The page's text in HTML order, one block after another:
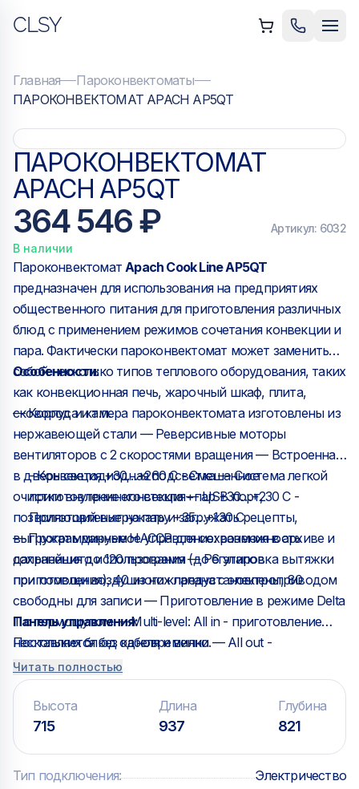
CLSY Позвонить
меню
Главная
Пароконвектоматы
ПАРОКОНВЕКТОМАТ APACH AP5QT
ПАРОКОНВЕКТОМАТ
APACH AP5QT
364 546 ₽ Артикул: 6032
В наличии
ПароконвектоматApach Cook Line AP5QT
предназначен для использования на предприятиях
общественного питания для приготовления различных
блюд с применением режимов сочетания конвекции и
пара. Фактически пароконвектомат может заменить
собой несколько типов теплового оборудования, таких
как конвекционная печь, жарочный шкаф, плита,
сковорода и т.п.
Особенности:
— Корпус и камера пароконвектомата изготовлены из
нержавеющей стали — Реверсивные моторы
вентиляторов с 2 скоростями вращения — Встроенная
в дверь светодиодная подсветка — Система легкой
очистки внутреннего стекла — USB порт,
позволяющий выгружать и загружать рецепты,
выгружать данные HACCP для сохранения в архиве и
дальнейшего использования — Регулировка вытяжки
при помощи воздушного клапана с электроприводом
Панель управления:
— Емкостный сенсорный экран диагональю 5" —
Ручные режимы приготовления:
- Конвекция +30…+260 С - Смешанное
приготовление конвекция+пар +30…+230 С -
Приготовление на пару +35…+130 С
— Программируемое управление: возможность
сохранения до 120 программ (до 6 этапов
приготовления), 40 из них предустановлены, 80
свободны для записи — Приготовление в режиме Delta
Т с термощупом — Multi-level: All in - приготовление
нескольких блюд одновременно — All out -
приготовление нескольких блюд к одному времени
Функции:
— Предварительный нагрев (1 уровень, половинная
загрузка, полная загрузка) — Регенерация — Расстойка
Поставляется без кабеля и вилки.
Читать полностью
Высота
715
Длина
937
Глубина
821
Тип подключения: Электричество